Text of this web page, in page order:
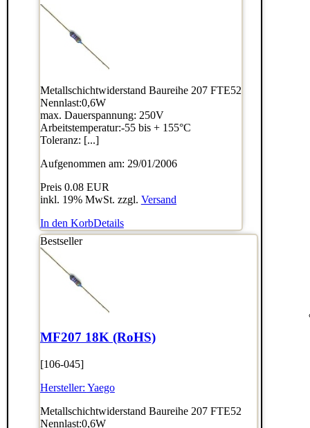
Metallschichtwiderstand Baureihe 207 FTE52
Nennlast:0,6W
max. Dauerspannung: 250V
Arbeitstemperatur:-55 bis + 155°C
Toleranz: [...]
Aufgenommen am: 29/01/2006
Preis 0.08 EUR
inkl. 19% MwSt. zzgl. Versand
In den KorbDetails
Bestseller
MF207 18K (RoHS)
[106-045]
Hersteller: Yaego
Metallschichtwiderstand Baureihe 207 FTE52
Nennlast:0,6W